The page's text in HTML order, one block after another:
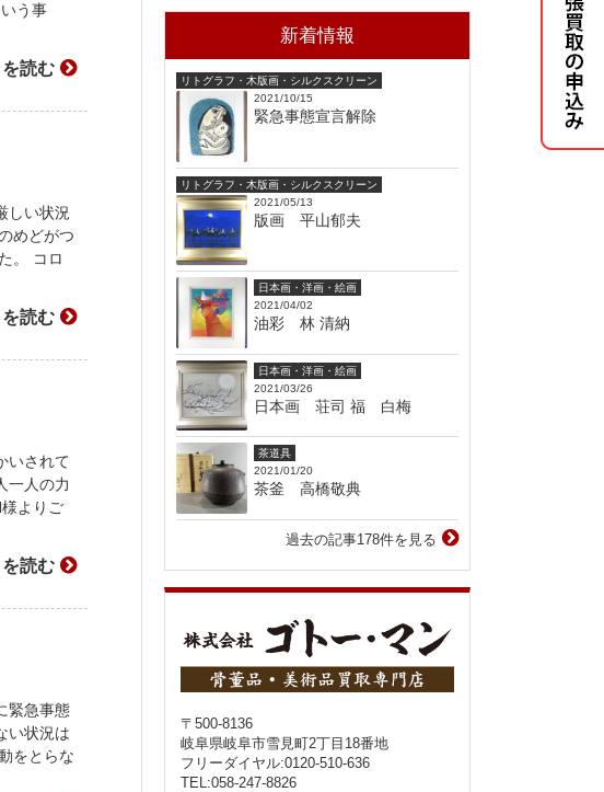
う事
読む
しい状況
めどがつ
。 コロ
読む
いされて
一人の力
よりご
読む
緊急事態
い状況は
をとらな
新着情報
リトグラフ・木版画・シルクスクリーン
2021/10/15
緊急事態宣言解除
リトグラフ・木版画・シルクスクリーン
2021/05/13
版画 平山郁夫
日本画・洋画・絵画
2021/04/02
油彩 林 清納
日本画・洋画・絵画
2021/03/26
日本画 荘司 福 白梅
茶道具
2021/01/20
茶釜 高橋敬典
過去の記事178件を見る
〒500-8136
岐阜県岐阜市雪見町2丁目18番地
フリーダイヤル:0120-510-636
TEL:058-247-8826